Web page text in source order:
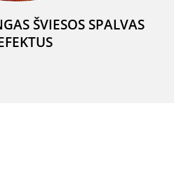
ŠVIESOS SPALVAS